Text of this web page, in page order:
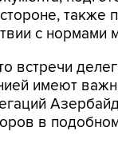
также
с нормами
встречи
имеют
в